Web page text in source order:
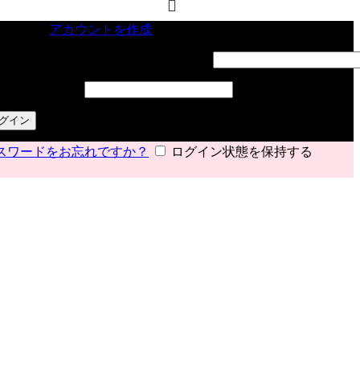
アカウントを作成
イン
ワードをお忘れですか？ ログイン状態を保持する